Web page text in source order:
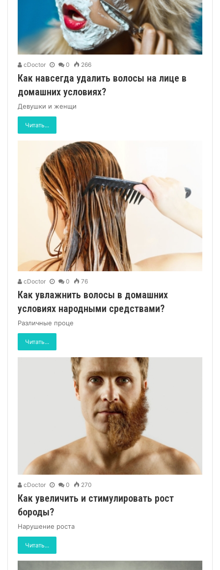
cDoctor 0 266
Как навсегда удалить волосы на лице в
домашних условиях?
Девушки и женщи
Читать...
cDoctor 0 76
Как увлажнить волосы в домашних
условиях народными средствами?
Различные проце
Читать...
cDoctor 0 270
Как увеличить и стимулировать рост
бороды?
Нарушение роста
Читать...